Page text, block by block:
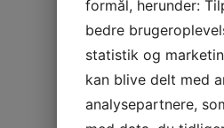
formål, herunder:
bedre
statistik og
kan blive delt med
analysepartnere,